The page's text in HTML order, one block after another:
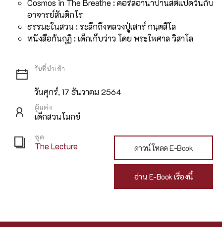
Cosmos in The Breathe : คอร์สอานาปานสติแปดวันกับ
อาจารย์สันติกโร
ธรรมะในสวน : ระลึกถึงหลวงปู่เสาร์ กนฺตสีโล
หนังสือก้นกุฏิ : เด็กเก็บว่าว โดย พระไพศาล วิสาโล
วันศุกร์, 17 ธันวาคม 2564
ผู้แต่ง
เด็กสวนโมกข์
ชุด
The Lecture ดาวน์โหลด E-Book
อ่าน E-Book เรื่องนี้